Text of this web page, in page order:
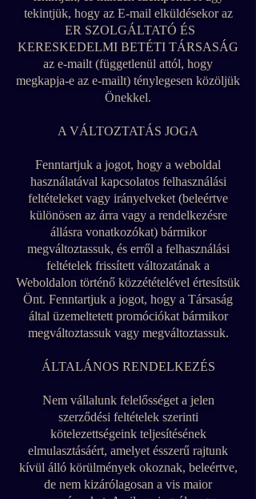
tekintjük, hogy az E-mail elküldésekor az
ER SZOLGÁLTATÓ ÉS
KERESKEDELMI BETÉTI TÁRSASÁG
az e-mailt (függetlenül attól, hogy
megkapja-e az e-mailt) ténylegesen közöljük
Önekkel.
A VÁLTOZTATÁS JOGA
Fenntartjuk a jogot, hogy a weboldal
használatával kapcsolatos felhasználási
feltételeket vagy irányelveket (beleértve
különösen az árra vagy a rendelkezésre
állásra vonatkozókat) bármikor
megváltoztassuk, és erről a felhasználási
feltételek frissített változatának a
Weboldalon történő közzétételével értesítsük
Önt. Fenntartjuk a jogot, hogy a Társaság
által üzemeltetett promóciókat bármikor
megváltoztassuk vagy megváltoztassuk.
ÁLTALÁNOS RENDELKEZÉS
Nem vállalunk felelősséget a jelen
szerződési feltételek szerinti
kötelezettségeink teljesítésének
elmulasztásáért, amelyet ésszerű rajtunk
kívül álló körülmények okoznak, beleértve,
de nem kizárólagosan a vis maior